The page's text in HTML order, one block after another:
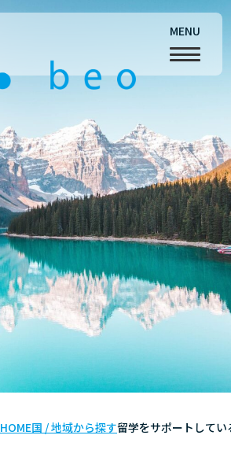
MENU
HOME国 / 地域から探す留学をサポートして